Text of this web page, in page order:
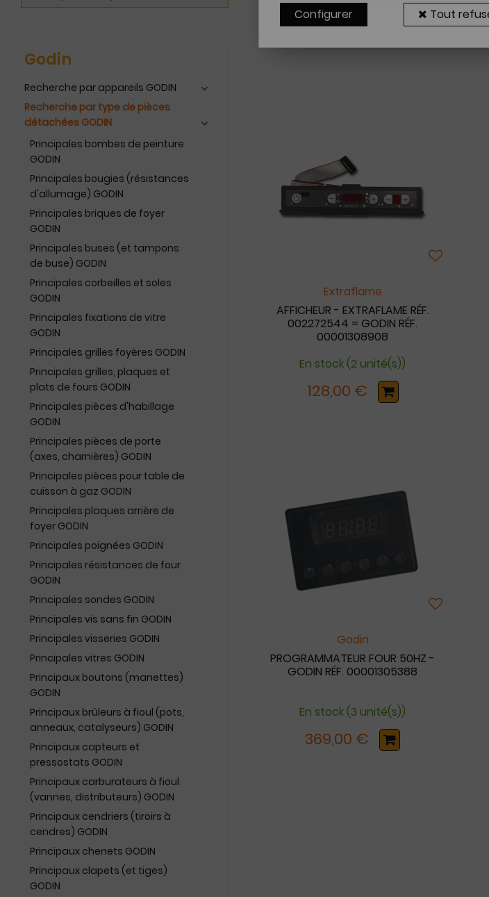
Godin
Recherche par appareils GODIN
Recherche par type de pièces
détachées GODIN
Principales bombes de peinture
GODIN
Principales bougies (résistances
d'allumage) GODIN
Principales briques de foyer
GODIN
Principales buses (et tampons
de buse) GODIN
Principales corbeilles et soles
GODIN
Principales fixations de vitre
GODIN
Principales grilles foyères GODIN
Principales grilles, plaques et
plats de fours GODIN
Principales pièces d'habillage
GODIN
Principales pièces de porte
(axes, charnières) GODIN
Principales pièces pour table de
cuisson à gaz GODIN
Principales plaques arrière de
foyer GODIN
Principales poignées GODIN
Principales résistances de four
GODIN
Principales sondes GODIN
Principales vis sans fin GODIN
Principales visseries GODIN
Principales vitres GODIN
Principaux boutons (manettes)
GODIN
Principaux brûleurs à fioul (pots,
anneaux, catalyseurs) GODIN
Principaux capteurs et
pressostats GODIN
Principaux carburateurs à fioul
(vannes, distributeurs) GODIN
Principaux cendriers (tiroirs à
cendres) GODIN
Principaux chenets GODIN
Principaux clapets (et tiges)
GODIN
Extraflame
AFFICHEUR - EXTRAFLAME RÉF.
002272544 = GODIN RÉF.
00001308908
En stock (2 unité(s))
128,00 €
Godin
PROGRAMMATEUR FOUR 50HZ -
GODIN RÉF. 00001305388
En stock (3 unité(s))
369,00 €
Configurer Tout